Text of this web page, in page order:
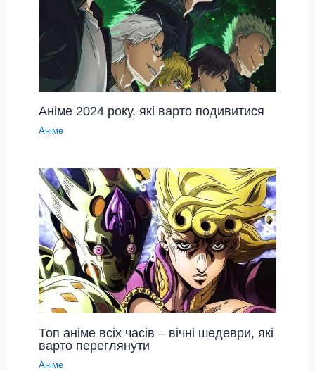
Аніме 2024 року, які варто подивитися
Аніме
Топ аніме всіх часів – вічні шедеври, які
варто переглянути
Аніме